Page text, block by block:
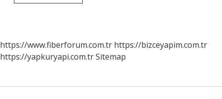
Tutulma
https://www.fiberforum.com.tr https://bizceyapim.com.tr
https://yapkuryapi.com.trSitemap